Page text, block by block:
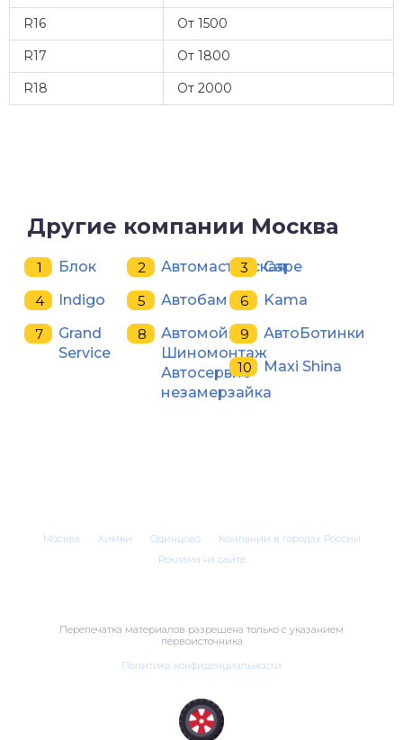
R16
От 1500
R17
От 1800
R18
От 2000
Другие компании Москва
Блок Автомастерская
Cape
Indigo
Автобам
Kama
Grand
Service
Автомойка
Шиномонтаж
Автосервис
незамерзайка
АвтоБотинки
Maxi Shina
Москва Химки Одинцово
Компании в городах России
Реклама на сайте
Перепечатка материалов разрешена только с указанием
первоисточника
Политика конфиденциальности